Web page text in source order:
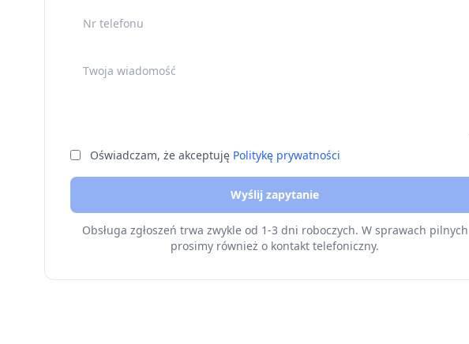
Nr telefonu
Twoja wiadomość
Oświadczam, że akceptuję Politykę prywatności
Wyślij zapytanie
Obsługa zgłoszeń trwa zwykle od 1-3 dni roboczych. W sprawach pilnych
prosimy również o kontakt telefoniczny.